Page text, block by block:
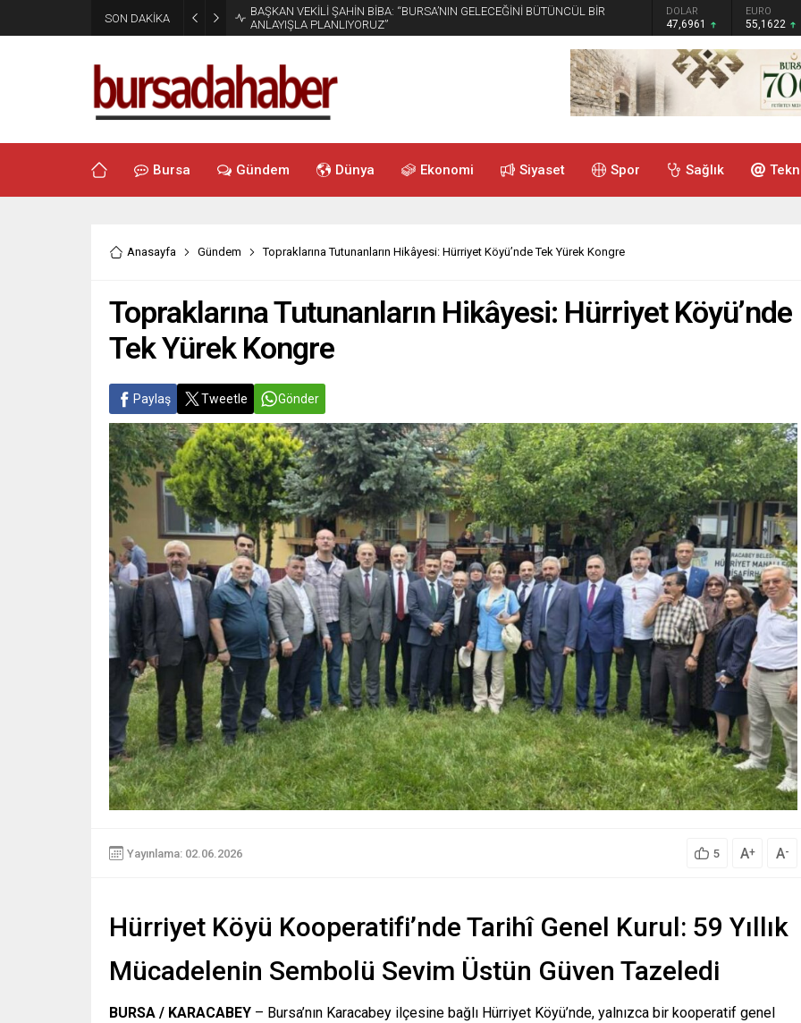
SON DAKİKA
BAŞKAN VEKİLİ ŞAHİN BİBA: “BURSA’NIN GELECEĞİNİ BÜTÜNCÜL BİR
ANLAYIŞLA PLANLIYORUZ”
GRAM ALTIN DOLAR
47,6961
EURO
55,1622
Bursa Gündem Dünya Ekonomi Siyaset Spor Sağlık
Anasayfa Gündem Topraklarına Tutunanların Hikâyesi: Hürriyet Köyü’nde Tek Yürek Kongre
Topraklarına Tutunanların Hikâyesi: Hürriyet Köyü’nde
Tek Yürek Kongre
Paylaş Tweetle Gönder
Yayınlama: 02.06.2026 5 A+ A-
Hürriyet Köyü Kooperatifi’nde Tarihî Genel Kurul: 59 Yıllık
Mücadelenin Sembolü Sevim Üstün Güven Tazeledi
BURSA / KARACABEY – Bursa’nın Karacabey ilçesine bağlı Hürriyet Köyü’nde, yalnızca bir kooperatif genel